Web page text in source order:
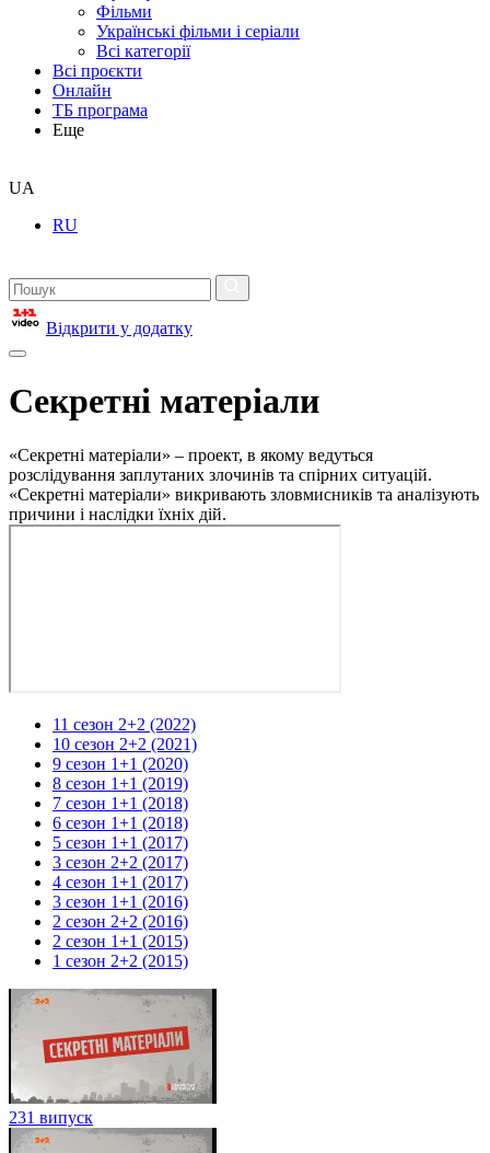
Фільми
Українські фільми і серіали
Всі категорії
Всі проєкти
Онлайн
ТБ програма
Еще
UA
RU
Відкрити у додатку
Секретні матеріали
«Секретні матеріали» – проект, в якому ведуться
розслідування заплутаних злочинів та спірних ситуацій.
«Секретні матеріали» викривають зловмисників та аналізують
причини і наслідки їхніх дій.
11 сезон 2+2 (2022)
10 сезон 2+2 (2021)
9 сезон 1+1 (2020)
8 сезон 1+1 (2019)
7 сезон 1+1 (2018)
6 сезон 1+1 (2018)
5 сезон 1+1 (2017)
3 сезон 2+2 (2017)
4 сезон 1+1 (2017)
3 сезон 1+1 (2016)
2 сезон 2+2 (2016)
2 сезон 1+1 (2015)
1 сезон 2+2 (2015)
231 випуск